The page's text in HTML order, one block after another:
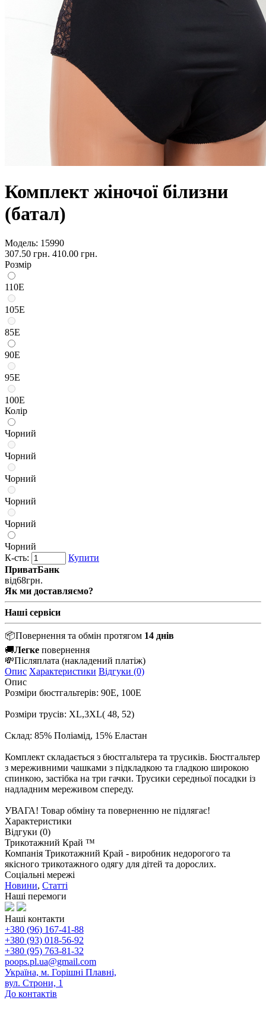
Комплект жіночої білизни
(батал)
Модель: 15990
307.50 грн. 410.00 грн.
Розмір
110Е
105Е
85Е
90Е
95Е
100Е
Колір
Чорний
Чорний
Чорний
Чорний
Чорний
Чорний
К-сть:
Купити
ПриватБанк
від68грн.
Як ми доставляємо?
Наші сервіси
📦Повернення та обмін протягом 14 днів
🚚Легке повернення
💸Післяплата (накладений платіж)
Опис Характеристики Відгуки (0)
Опис
Розміри бюстгальтерів: 90E, 100E
Розміри трусів: XL,3XL( 48, 52)
Склад: 85% Поліамід, 15% Еластан
Комплект складається з бюстгальтера та трусиків. Бюстгальтер
з мереживними чашками з підкладкою та гладкою широкою
спинкою, застібка на три гачки. Трусики середньої посадки із
надладним мереживом спереду.
УВАГА! Товар обміну та поверненню не підлягає!
Характеристики
Відгуки (0)
Трикотажний Край ™
Компанія Трикотажний Край - виробник недорогого та
якісного трикотажного одягу для дітей та дорослих.
Соціальні мережі
Новини, Статті
Наші перемоги
Наші контакти
+380 (96) 167-41-88
+380 (93) 018-56-92
+380 (95) 763-81-32
poops.pl.ua@gmail.com
Україна, м. Горішні Плавні,
вул. Строни, 1
До контактів